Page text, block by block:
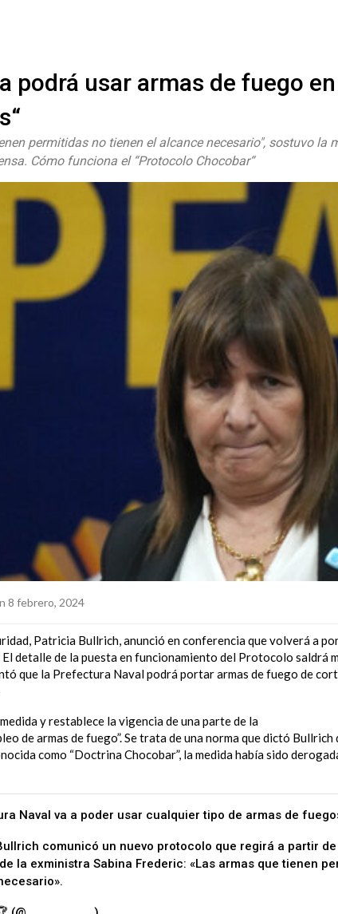
podrá usar armas de fuego
permitidas no tienen el alcance necesario", sostuvo la
Cómo funciona el “Protocolo Chocobar“
8 febrero, 2024
Patricia Bullrich, anunció en conferencia que volverá a
detalle de la puesta en funcionamiento del Protocolo saldrá
que la Prefectura Naval podrá portar armas de fuego de
y restablece la vigencia de una parte de la
de armas de fuego”. Se trata de una norma que dictó
como “Doctrina Chocobar”, la medida había sido
Naval va a poder usar cualquier tipo de armas de
comunicó un nuevo protocolo que regirá a partir
la exministra Sabina Frederic: «Las armas que tienen